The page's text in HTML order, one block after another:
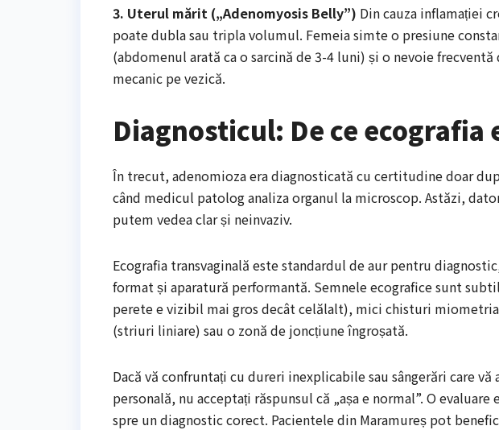
3. Uterul mărit („Adenomyosis Belly”) Din cauza inflamației
poate dubla sau tripla volumul. Femeia simte o presiune
(abdomenul arată ca o sarcină de 3-4 luni) și o nevoie
mecanic pe vezică.
Diagnosticul: De ce ecografia
În trecut, adenomioza era diagnosticată cu certitudine doar
când medicul patolog analiza organul la microscop. Astăzi,
putem vedea clar și neinvaziv.
Ecografia transvaginală este standardul de aur pentru
format și aparatură performantă. Semnele ecografice sunt
perete e vizibil mai gros decât celălalt), mici chisturi
(striuri liniare) sau o zonă de joncțiune îngroșată.
Dacă vă confruntați cu dureri inexplicabile sau sângerări care vă
personală, nu acceptați răspunsul că „așa e normal”. O
spre un diagnostic corect. Pacientele din Maramureș pot